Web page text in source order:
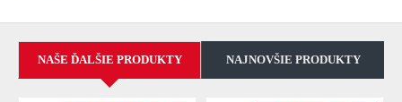
NAŠE ĎALŠIE PRODUKTY NAJNOVŠIE PRODUKTY